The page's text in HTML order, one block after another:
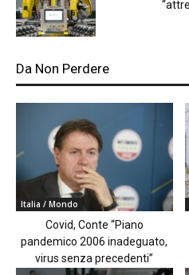
Da Non Perdere
Italia / Mondo
Covid, Conte “Piano
pandemico 2006 inadeguato,
virus senza precedenti”